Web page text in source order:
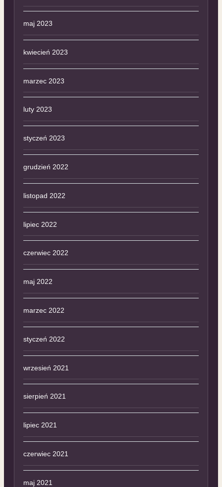
maj 2023
kwiecień 2023
marzec 2023
luty 2023
styczeń 2023
grudzień 2022
listopad 2022
lipiec 2022
czerwiec 2022
maj 2022
marzec 2022
styczeń 2022
wrzesień 2021
sierpień 2021
lipiec 2021
czerwiec 2021
maj 2021